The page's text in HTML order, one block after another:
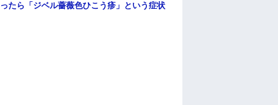
たら「ジベル薔薇色ひこう疹」という症状